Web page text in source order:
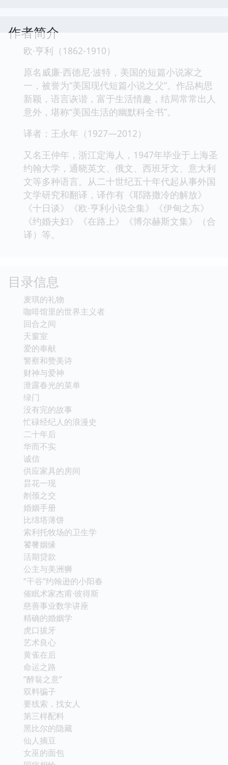
作者简介
欧·亨利（1862-1910）
原名威廉·西德尼·波特，美国的短篇小说家之
一，被誉为“美国现代短篇小说之父”。作品构思
新颖，语言诙谐，富于生活情趣，结局常常出人
意外，堪称“美国生活的幽默科全书”。
译者：王永年（1927—2012）
又名王仲年，浙江定海人，1947年毕业于上海圣
约翰大学，通晓英文、俄文、西班牙文、意大利
文等多种语言。从二十世纪五十年代起从事外国
文学研究和翻译，译作有《耶路撒冷的解放》
《十日谈》《欧·亨利小说全集》《伊甸之东》
《约婚夫妇》《在路上》《博尔赫斯文集》（合
译）等。
目录信息
麦琪的礼物
咖啡馆里的世界主义者
回合之间
天窗室
爱的奉献
警察和赞美诗
财神与爱神
泄露春光的菜单
绿门
没有完的故事
忙碌经纪人的浪漫史
二十年后
华而不实
诚信
供应家具的房间
昙花一现
刎颈之交
婚姻手册
比绵塔薄饼
索利托牧场的卫生学
饕餮姻缘
活期贷款
公主与美洲狮
“干谷”约翰逊的小阳春
催眠术家杰甫·彼得斯
慈善事业数学讲座
精确的婚姻学
虎口拔牙
艺术良心
黄雀在后
命运之路
“醉翁之意”
双料骗子
要线索，找女人
第三样配料
黑比尔的隐藏
仙人摘豆
女巫的面包